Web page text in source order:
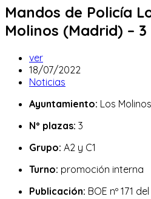
Mandos de Policía
Molinos (Madrid) –
Autor
de
la
ver
Publicación
de
entrada:
18/07/2022
Categoría
la
Noticias
Ayuntamiento: Los
Nº plazas: 3
Grupo: A2 y C1
Turno: promoción interna
Publicación: BOE nº 171